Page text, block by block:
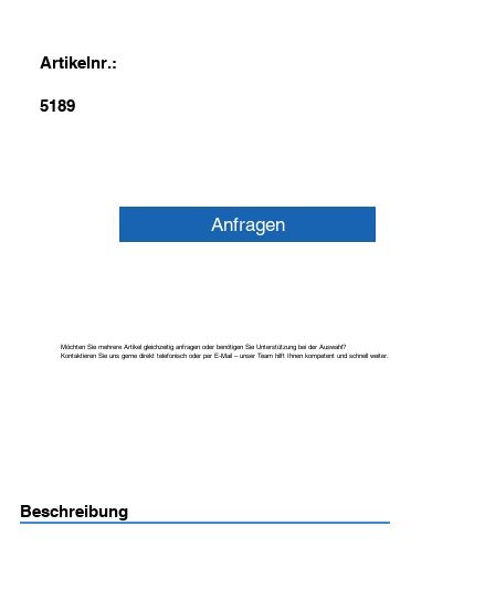
Artikelnr.:
5189
Anfragen
Möchten Sie mehrere Artikel gleichzeitig anfragen oder benötigen Sie Unterstützung bei der Auswahl?
Kontaktieren Sie uns gerne direkt telefonisch oder per E-Mail – unser Team hilft Ihnen kompetent und schnell weiter.
Beschreibung